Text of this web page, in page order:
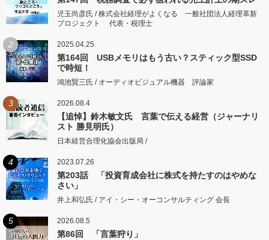
児玉尚彦氏 / 株式会社経理がよくなる 一般社団法人経理革新
プロジェクト 代表・税理士
2 2025.04.25
第164回 USBメモリはもう古い？スティック型SSD
で時短！
鴻池賢三氏 / オーディオビジュアル機器 評論家
3 2026.08.4
【追悼】鈴木敏文氏 言葉で伝える経営（ジャーナリ
スト 勝見明氏）
日本経営合理化協会出版局 /
4 2023.07.26
第203話 「投資育成会社に株式を持たすのはやめな
さい」
井上和弘氏 / アイ・シー・オーコンサルティング 会長
5 2026.08.5
第86回 「言葉狩り」